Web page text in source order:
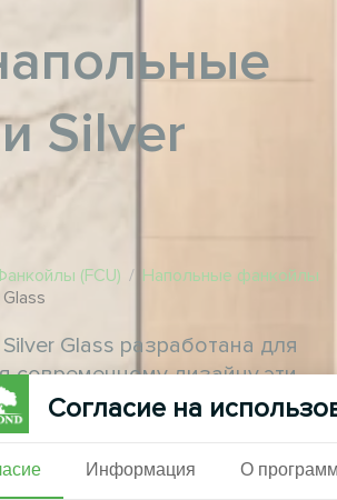
Silver
(FCU) / Напольные фанкойлы
Glass разработана для
современному дизайну эти
интерьер, так и быть
Согласие на
Информация О